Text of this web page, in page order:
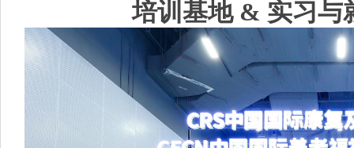
培训基地 & 实习与